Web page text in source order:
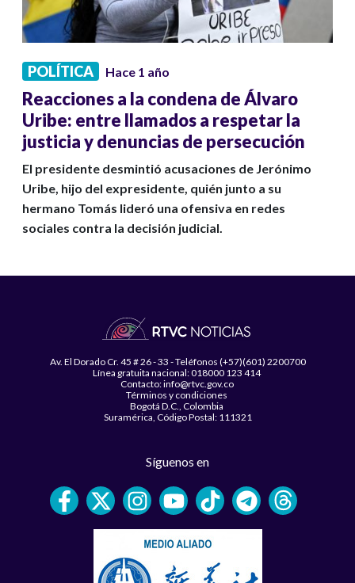
POLÍTICA Hace 1 año
Reacciones a la condena de Álvaro
Uribe: entre llamados a respetar la
justicia y denuncias de persecución
El presidente desmintió acusaciones de Jerónimo
Uribe, hijo del expresidente, quién junto a su
hermano Tomás lideró una ofensiva en redes
sociales contra la decisión judicial.
Av. El Dorado Cr. 45 # 26 - 33 - Teléfonos (+57)(601) 2200700
Línea gratuita nacional: 018000 123 414
Contacto: info@rtvc.gov.co
Términos y condiciones
Bogotá D.C., Colombia
Suramérica, Código Postal: 111321
Síguenos en